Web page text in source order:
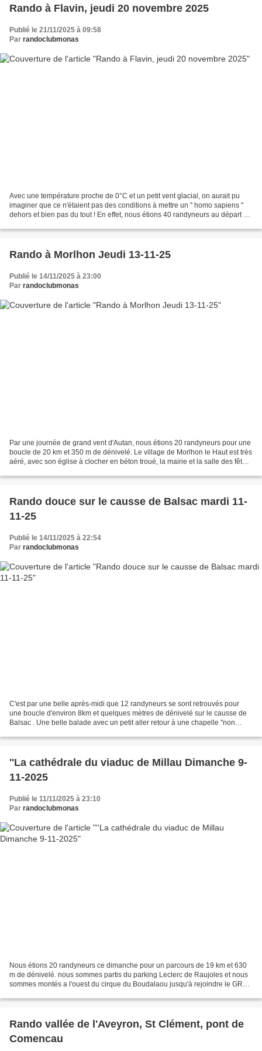
Rando à Flavin, jeudi 20 novembre 2025
Publié le 21/11/2025 à 09:58
Par randoclubmonas
Avec une température proche de 0°C et un petit vent glacial, on aurait pu
imaginer que ce n'étaient pas des conditions à mettre un '' homo sapiens ''
dehors et bien pas du tout ! En effet, nous étions 40 randyneurs au départ de
Rando à Morlhon Jeudi 13-11-25
Publié le 14/11/2025 à 23:00
Par randoclubmonas
Par une journée de grand vent d'Autan, nous étions 20 randyneurs pour une
boucle de 20 km et 350 m de dénivelé. Le village de Morlhon le Haut est très
aéré, avec son église à clocher en béton troué, la mairie et la salle des fêtes,
Rando douce sur le causse de Balsac mardi 11-
11-25
Publié le 14/11/2025 à 22:54
Par randoclubmonas
C'est par une belle après-midi que 12 randyneurs se sont retrouvés pour
une boucle d'environ 8km et quelques mètres de dénivelé sur le causse de
Balsac . Une belle balade avec un petit aller retour à une chapelle ''non
''La cathédrale du viaduc de Millau Dimanche 9-
11-2025
Publié le 11/11/2025 à 23:10
Par randoclubmonas
Nous étions 20 randyneurs ce dimanche pour un parcours de 19 km et 630
m de dénivelé. nous sommes partis du parking Leclerc de Raujoles et nous
sommes montés a l'ouest du cirque du Boudalaou jusqu'à rejoindre le GR
Rando vallée de l'Aveyron, St Clément, pont de
Comencau